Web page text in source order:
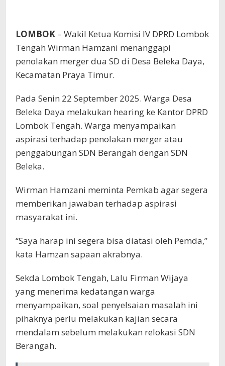
LOMBOK – Wakil Ketua Komisi IV DPRD Lombok
Tengah Wirman Hamzani menanggapi
penolakan merger dua SD di Desa Beleka Daya,
Kecamatan Praya Timur.
Pada Senin 22 September 2025. Warga Desa
Beleka Daya melakukan hearing ke Kantor DPRD
Lombok Tengah. Warga menyampaikan
aspirasi terhadap penolakan merger atau
penggabungan SDN Berangah dengan SDN
Beleka.
Wirman Hamzani meminta Pemkab agar segera
memberikan jawaban terhadap aspirasi
masyarakat ini.
“Saya harap ini segera bisa diatasi oleh Pemda,”
kata Hamzan sapaan akrabnya.
Sekda Lombok Tengah, Lalu Firman Wijaya
yang menerima kedatangan warga
menyampaikan, soal penyelsaian masalah ini
pihaknya perlu melakukan kajian secara
mendalam sebelum melakukan relokasi SDN
Berangah.